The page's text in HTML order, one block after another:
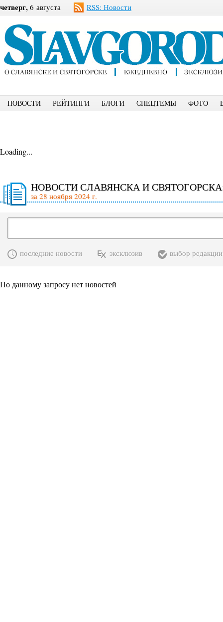
четверг, 6 августа RSS: Новости
НОВОСТИ РЕЙТИНГИ БЛОГИ СПЕЦТЕМЫ ФОТО
Loading...
НОВОСТИ СЛАВЯНСКА И
за 28 ноября 2024 г.
последние новости эксклюзив выбор редакции
По данному запросу нет новостей